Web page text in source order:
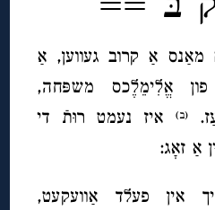
מאַנס אַ קרוב געווען, אַ
אֱלִימֵלֶכס משפּחה,
(ב)
איז נעמט רוּתֿ די
אַ זאָג:
אין פעלד אַוועקעט,